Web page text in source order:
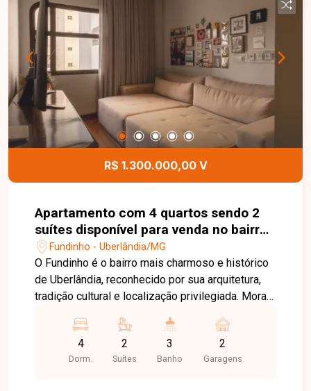
R$ 1.300.000,00 V
Apartamento com 4 quartos sendo 2
suítes disponível para venda no bairro
Fundinho em Uberlândia-MG
Fundinho - Uberlândia/MG
O Fundinho é o bairro mais charmoso e histórico
de Uberlândia, reconhecido por sua arquitetura,
tradição cultural e localização privilegiada. Morar
gastronomia, serviços, comércio diversificado e
fácil acesso aos principais pontos da cidade, em
um ambiente que une sofisticação e identidade
4
Dorm.
2
Suítes
3
Banho
2
Garagens